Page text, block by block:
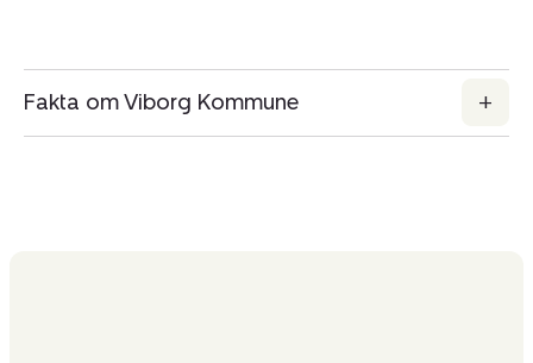
Fakta om Viborg Kommune